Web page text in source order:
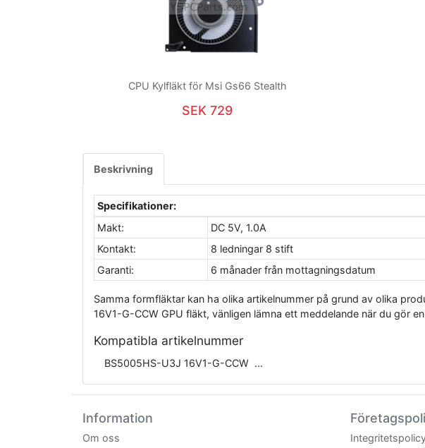
CPU Kylfläkt för Msi Gs66 Stealth
SEK 729
Beskrivning
Specifikationer:
Makt:
DC 5V, 1.0A
Kontakt:
8 ledningar 8 stift
Garanti:
6 månader från mottagningsdatum
Samma formfläktar kan ha olika artikelnummer på grund av olika
16V1-G-CCW GPU fläkt, vänligen lämna ett meddelande när du gör
Kompatibla artikelnummer
BS5005HS-U3J 16V1-G-CCW
Information
Om oss